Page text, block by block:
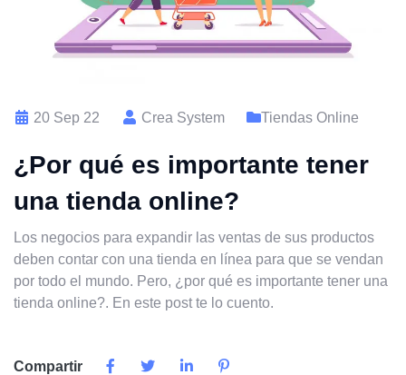
20 Sep 22 Crea System Tiendas Online
¿Por qué es importante tener
una tienda online?
Los negocios para expandir las ventas de sus productos
deben contar con una tienda en línea para que se vendan
por todo el mundo. Pero, ¿por qué es importante tener una
tienda online?. En este post te lo cuento.
Compartir